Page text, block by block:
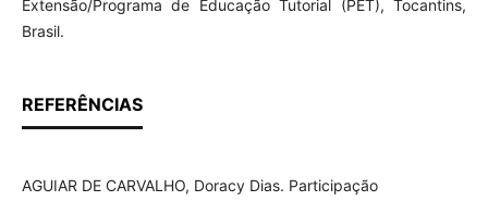
Extensão/Programa de Educação Tutorial (PET), Tocantins,
Brasil.
REFERÊNCIAS
AGUIAR DE CARVALHO, Doracy Dias. Participação